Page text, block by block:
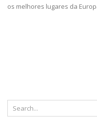
os melhores lugares da